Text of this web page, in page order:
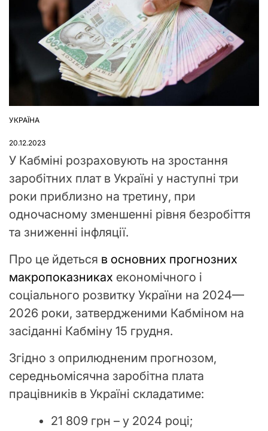
ОПУБЛІКУВАТИ
УКРАЇНА
20.12.2023
У Кабміні розраховують на зростання
заробітних плат в Україні у наступні три
роки приблизно на третину, при
одночасному зменшенні рівня безробіття
та зниженні інфляції.
Про це йдеться в основних прогнозних
макропоказниках економічного і
соціального розвитку України на 2024—
2026 роки, затвердженими Кабміном на
засіданні Кабміну 15 грудня.
Згідно з оприлюдненим прогнозом,
середньомісячна заробітна плата
працівників в Україні складатиме:
21 809 грн – у 2024 році;